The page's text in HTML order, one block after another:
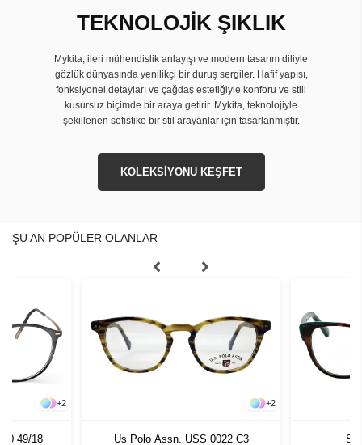
TEKNOLOJİK ŞIKLIK
Mykita, ileri mühendislik anlayışı ve modern tasarım diliyle
gözlük dünyasında yenilikçi bir duruş sergiler. Hafif yapısı,
fonksiyonel detayları ve çağdaş estetiğiyle konforu ve stili
kusursuz biçimde bir araya getirir. Mykita, teknolojiyle
şekillenen sofistike bir stil arayanlar için tasarlanmıştır.
KOLEKSİYONU KEŞFET
ŞU AN POPÜLER OLANLAR
+2
49/18
+2
Us Polo Assn. USS 0022 C3